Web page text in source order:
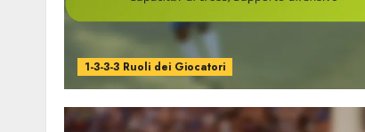
1-3-3-3 Ruoli dei Giocatori